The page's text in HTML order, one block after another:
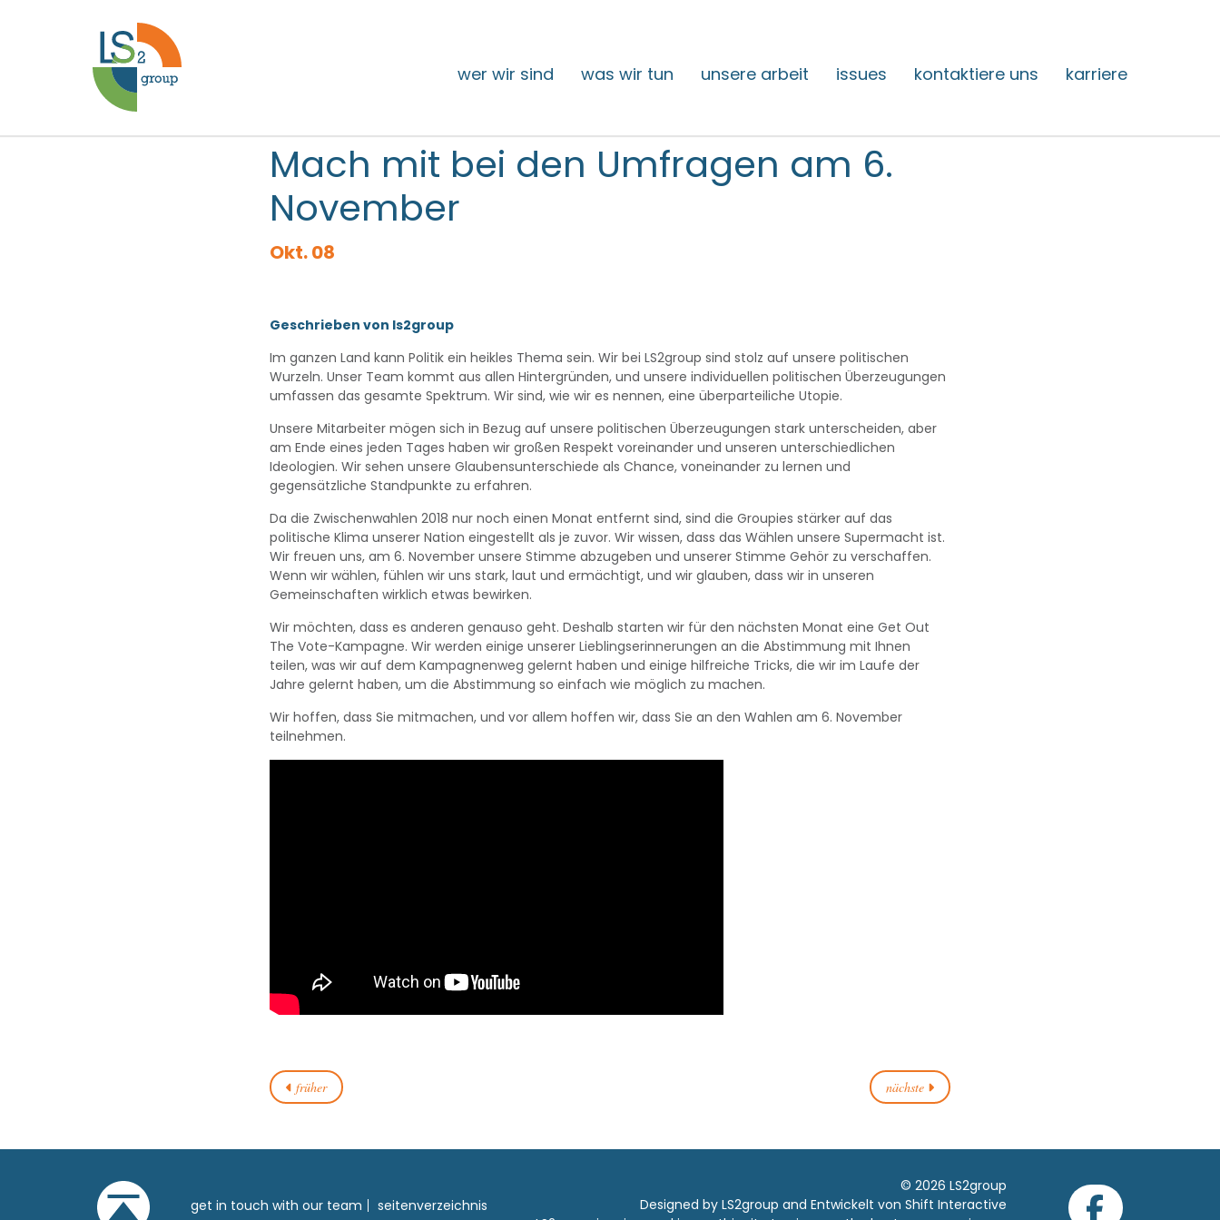
wer wir sind was wir tun unsere arbeit issues kontaktiere uns karriere
Mach mit bei den Umfragen am 6.
November
Okt. 08
Geschrieben von ls2group
Im ganzen Land kann Politik ein heikles Thema sein. Wir bei LS2group sind stolz auf unsere politischen
Wurzeln. Unser Team kommt aus allen Hintergründen, und unsere individuellen politischen Überzeugungen
umfassen das gesamte Spektrum. Wir sind, wie wir es nennen, eine überparteiliche Utopie.
Unsere Mitarbeiter mögen sich in Bezug auf unsere politischen Überzeugungen stark unterscheiden, aber
am Ende eines jeden Tages haben wir großen Respekt voreinander und unseren unterschiedlichen
Ideologien. Wir sehen unsere Glaubensunterschiede als Chance, voneinander zu lernen und
gegensätzliche Standpunkte zu erfahren.
Da die Zwischenwahlen 2018 nur noch einen Monat entfernt sind, sind die Groupies stärker auf das
politische Klima unserer Nation eingestellt als je zuvor. Wir wissen, dass das Wählen unsere Supermacht ist.
Wir freuen uns, am 6. November unsere Stimme abzugeben und unserer Stimme Gehör zu verschaffen.
Wenn wir wählen, fühlen wir uns stark, laut und ermächtigt, und wir glauben, dass wir in unseren
Gemeinschaften wirklich etwas bewirken.
Wir möchten, dass es anderen genauso geht. Deshalb starten wir für den nächsten Monat eine Get Out
The Vote-Kampagne. Wir werden einige unserer Lieblingserinnerungen an die Abstimmung mit Ihnen
teilen, was wir auf dem Kampagnenweg gelernt haben und einige hilfreiche Tricks, die wir im Laufe der
Jahre gelernt haben, um die Abstimmung so einfach wie möglich zu machen.
Wir hoffen, dass Sie mitmachen, und vor allem hoffen wir, dass Sie an den Wahlen am 6. November
teilnehmen.
früher nächste
get in touch with our team seitenverzeichnis
© 2026 LS2group
Designed by LS2group and Entwickelt von Shift Interactive